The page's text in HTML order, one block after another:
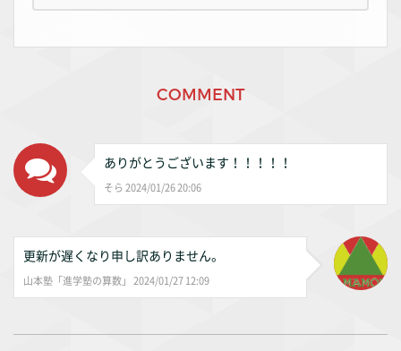
COMMENT
ありがとうございます！！！！！
そら 2024/01/26 20:06
更新が遅くなり申し訳ありません。
山本塾「進学塾の算数」 2024/01/27 12:09